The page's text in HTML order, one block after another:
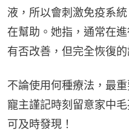
液，所以會刺激免疫系
在幫助。她指，通常在
有否改善，但完全恢復
不論使用何種療法，最
寵主謹記時刻留意家中
可及時發現！